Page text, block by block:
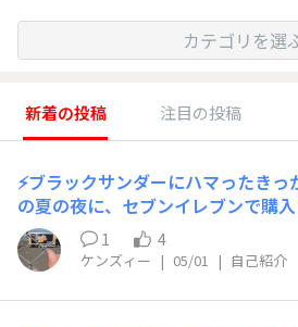
カテゴリを選
新着の投稿 注目の投稿
⚡ブラックサンダーにハマったき
の夏の夜に、セブンイレブンで購
アイスです。この頃の私は、ブラッ
リームの商品名だと２年くらいずぅ
した。ちなみに、この時食べたア
けました😱
1 4
ケンズィー | 05/01 | 自己紹介